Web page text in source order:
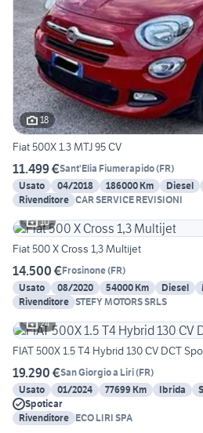
18
Fiat 500X 1.3 MTJ 95 CV
11.499 €Sant'Elia Fiumerapido(FR)
Usato
04/2018 186000 Km Diesel
Rivenditore CAR SERVICE REVISIONI
10
Fiat 500 X Cross 1,3 Multijet
14.500 €Frosinone(FR)
Usato
08/2020 54000 Km Diesel
Rivenditore STEFY MOTORS SRLS
24
FIAT 500X 1.5 T4 Hybrid 130 CV DCT
19.290 €San Giorgio a Liri(FR)
Usato
01/2024 77699 Km Ibrida
Spoticar
Rivenditore ECO LIRI SPA